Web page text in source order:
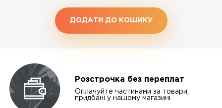
ДОДАТИ ДО КОШИКУ
Розстрочка без переплат
Оплачуйте частинами за товари,
придбані у нашому магазині.